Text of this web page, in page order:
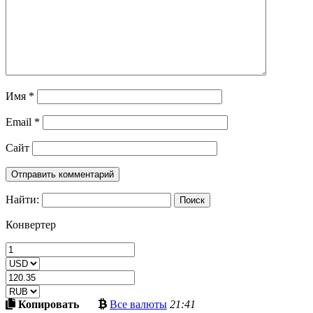
Имя *
Email *
Сайт
Найти:
Конвертер
КопироватьСкопироватьВсе валютыБольше
21:41